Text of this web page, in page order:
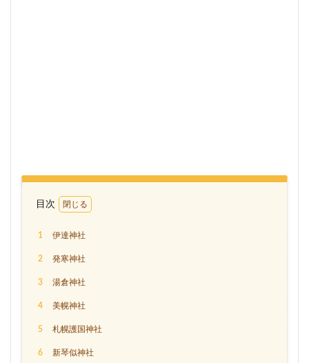
目次
1 伊達神社
2 発寒神社
3 湯倉神社
4 美幌神社
5 札幌護国神社
6 新琴似神社